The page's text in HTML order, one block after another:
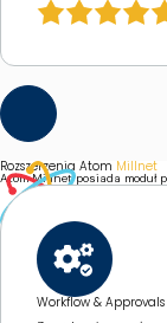
Rozszerzenia Atom Millnet
Atom Millnet posiada moduł
Workflow & Approvals